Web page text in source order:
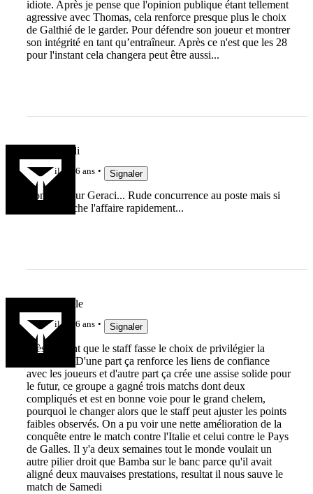
idiote. Après je pense que l'opinion publique étant tellement
agressive avec Thomas, cela renforce presque plus le choix
de Galthié de le garder. Pour défendre son joueur et montrer
son intégrité en tant qu’entraîneur. Après ce n'est que les 28
pour l'instant cela changera peut être aussi...
ginobigoudi
il y a 6 ans Signaler
Content pour Geraci... Rude concurrence au poste mais si
l'Écosse lâche l'affaire rapidement...
LaChandelle
il y a 6 ans Signaler
Très content que le staff fasse le choix de privilégier la
continuité. D'une part ça renforce les liens de confiance
avec les joueurs et d'autre part ça crée une assise solide pour
le futur, ce groupe a gagné trois matchs dont deux
compliqués et est en bonne voie pour le grand chelem,
pourquoi le changer alors que le staff peut ajuster les points
faibles observés. On a pu voir une nette amélioration de la
conquête entre le match contre l'Italie et celui contre le Pays
de Galles. Il y'a deux semaines tout le monde voulait un
autre pilier droit que Bamba sur le banc parce qu'il avait
aligné deux mauvaises prestations, resultat il nous sauve le
match de Samedi